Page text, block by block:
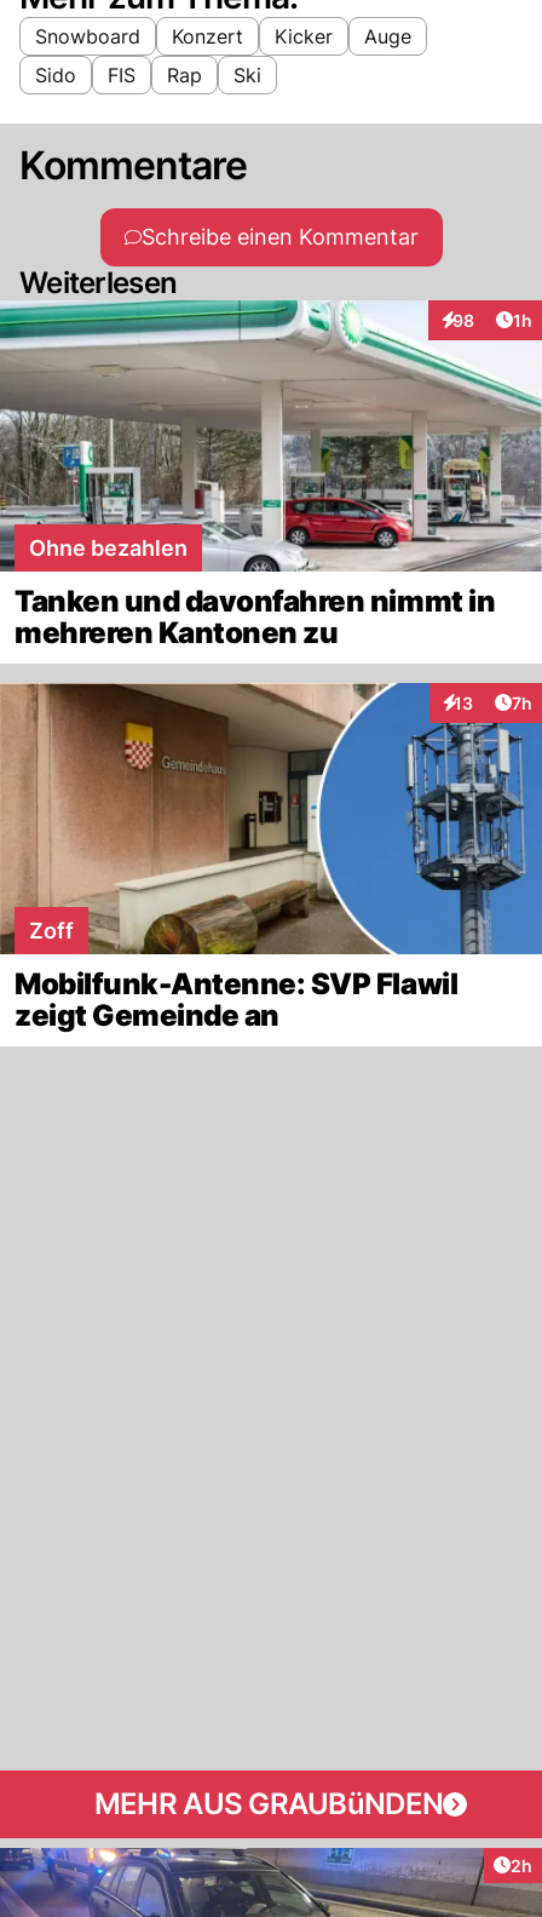
Snowboard Konzert Kicker
Auge
Sido
FIS Rap Ski
Kommentare
Schreibe einen Kommentar
Weiterlesen
98
Interaktionen
1h
Ohne bezahlen
Tanken und davonfahren nimmt in
mehreren Kantonen zu
13 7h
Zoff
Mobilfunk-Antenne: SVP Flawil
zeigt Gemeinde an
MEHR AUS GRAUBüNDEN
2h